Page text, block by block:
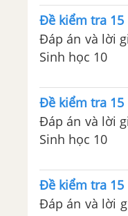
Đề kiểm tra 15
Đáp án và lời
Sinh học 10
Đề kiểm tra 15
Đáp án và lời
Sinh học 10
Đề kiểm tra 15
Đáp án và lời